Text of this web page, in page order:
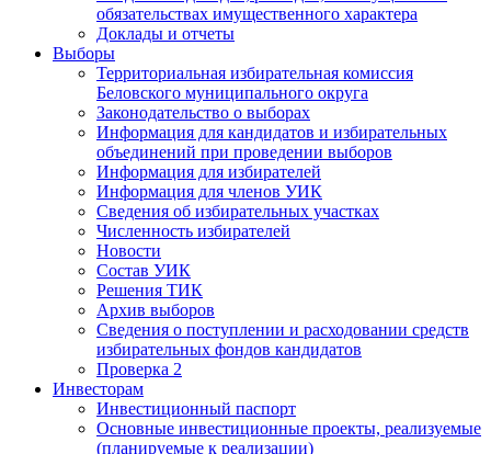
обязательствах имущественного характера
Доклады и отчеты
Выборы
Территориальная избирательная комиссия
Беловского муниципального округа
Законодательство о выборах
Информация для кандидатов и избирательных
объединений при проведении выборов
Информация для избирателей
Информация для членов УИК
Сведения об избирательных участках
Численность избирателей
Новости
Состав УИК
Решения ТИК
Архив выборов
Сведения о поступлении и расходовании средств
избирательных фондов кандидатов
Проверка 2
Инвесторам
Инвестиционный паспорт
Основные инвестиционные проекты, реализуемые
(планируемые к реализации)